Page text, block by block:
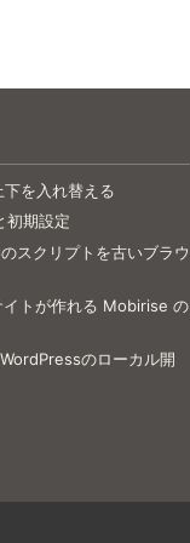
を入れ替える
初期設定
スクリプトを古いブラウ
トが作れる Mobirise の
のローカル開